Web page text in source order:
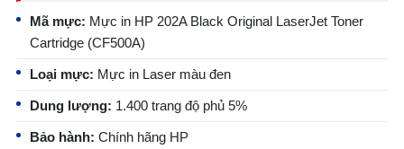
Mã mực: Mực in HP 202A Black Original LaserJet Toner
Cartridge (CF500A)
Loại mực: Mực in Laser màu đen
Dung lượng: 1.400 trang độ phủ 5%
Bảo hành: Chính hãng HP